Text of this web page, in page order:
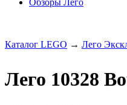
Обзоры Лего
Каталог LEGO → Лего
Лего 10328